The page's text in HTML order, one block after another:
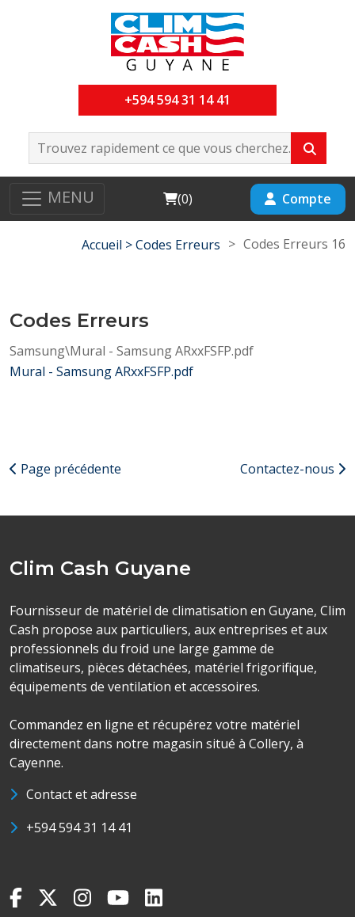
+594 594 31 14 41
MENU Cart
(0) Compte
Accueil >Codes Erreurs > Codes Erreurs 16
Codes Erreurs
Samsung\Mural - Samsung ARxxFSFP.pdf
Mural - Samsung ARxxFSFP.pdf
Page précédente Contactez-nous
Clim Cash Guyane
Fournisseur de matériel de climatisation en Guyane, Clim
Cash propose aux particuliers, aux entreprises et aux
professionnels du froid une large gamme de
climatiseurs, pièces détachées, matériel frigorifique,
équipements de ventilation et accessoires.
Commandez en ligne et récupérez votre matériel
directement dans notre magasin situé à Collery, à
Cayenne.
Contact et adresse
+594 594 31 14 41